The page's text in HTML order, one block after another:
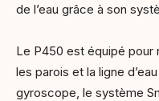
de l’eau grâce à son
Le P450 est équipé
les parois et la ligne
gyroscope, le système